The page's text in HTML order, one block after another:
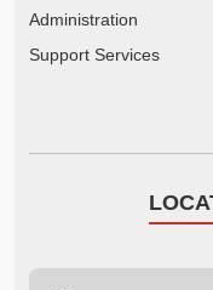
Administration
Support Services